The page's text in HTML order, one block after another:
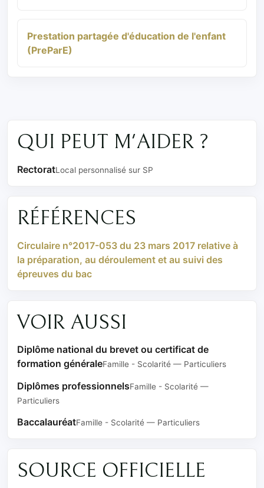
Prestation partagée d'éducation de l'enfant
(PreParE)
QUI PEUT M'AIDER ?
RectoratLocal personnalisé sur SP
RÉFÉRENCES
Circulaire n°2017-053 du 23 mars 2017 relative à
la préparation, au déroulement et au suivi des
épreuves du bac
VOIR AUSSI
Diplôme national du brevet ou certificat de
formation généraleFamille - Scolarité — Particuliers
Diplômes professionnelsFamille - Scolarité —
Particuliers
BaccalauréatFamille - Scolarité — Particuliers
SOURCE OFFICIELLE